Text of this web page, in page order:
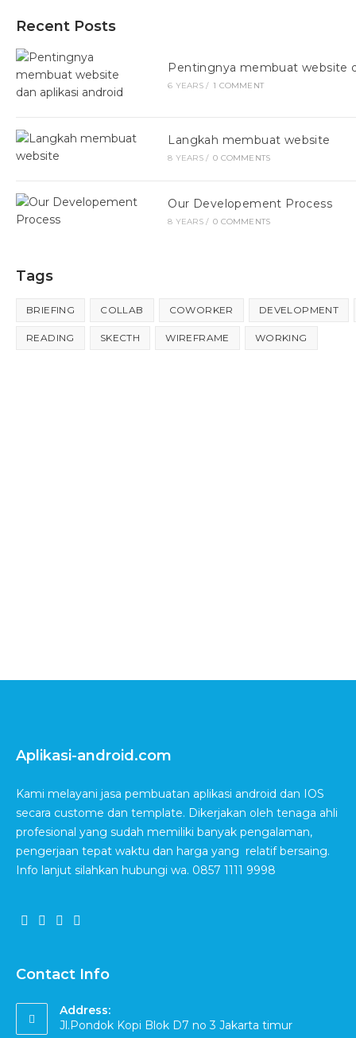
Recent Posts
Pentingnya membuat website
6 YEARS / 1 COMMENT
Langkah membuat website
8 YEARS / 0 COMMENTS
Our Developement Process
8 YEARS / 0 COMMENTS
Tags
BRIEFING COLLAB COWORKER DEVELOPMENT
READING SKECTH WIREFRAME WORKING
Aplikasi-android.com
Kami melayani jasa pembuatan aplikasi android dan IOS
secara custome dan template. Dikerjakan oleh tenaga ahli
profesional yang sudah memiliki banyak pengalaman,
pengerjaan tepat waktu dan harga yang relatif bersaing.
Info lanjut silahkan hubungi wa. 0857 1111 9998
Contact Info
Address:
Jl.Pondok Kopi Blok D7 no 3 Jakarta timur